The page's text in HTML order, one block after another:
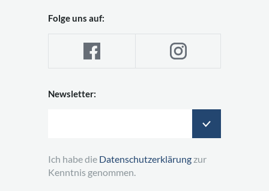
Folge uns auf:
Newsletter:
Ich habe die Datenschutzerklärung zur
Kenntnis genommen.